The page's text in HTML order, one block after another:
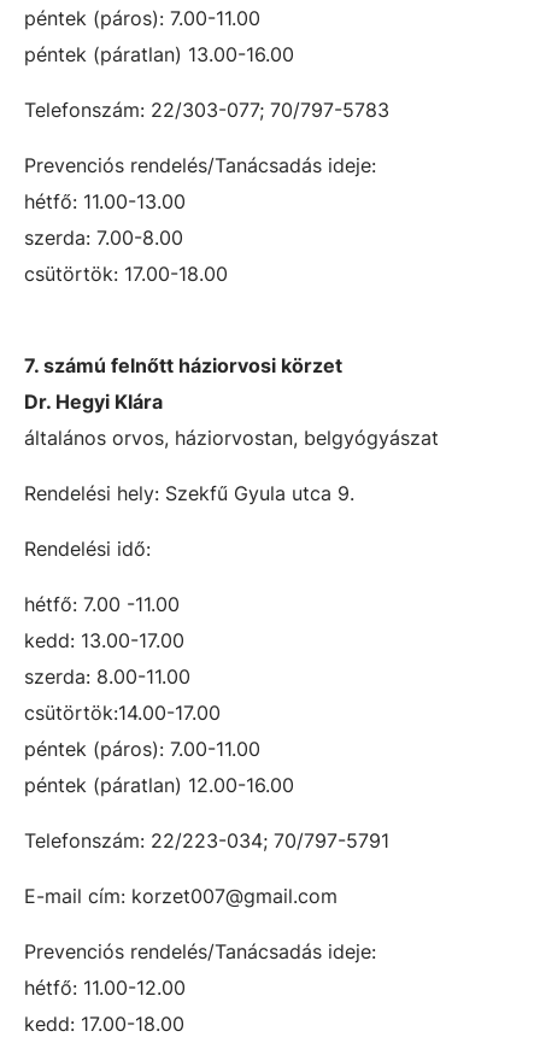
péntek (páros): 7.00-11.00
péntek (páratlan) 13.00-16.00
Telefonszám: 22/303-077; 70/797-5783
Prevenciós rendelés/Tanácsadás ideje:
hétfő: 11.00-13.00
szerda: 7.00-8.00
csütörtök: 17.00-18.00
7. számú felnőtt háziorvosi körzet
Dr. Hegyi Klára
általános orvos, háziorvostan, belgyógyászat
Rendelési hely: Szekfű Gyula utca 9.
Rendelési idő:
hétfő: 7.00 -11.00
kedd: 13.00-17.00
szerda: 8.00-11.00
csütörtök:14.00-17.00
péntek (páros): 7.00-11.00
péntek (páratlan) 12.00-16.00
Telefonszám: 22/223-034; 70/797-5791
E-mail cím: korzet007@gmail.com
Prevenciós rendelés/Tanácsadás ideje:
hétfő: 11.00-12.00
kedd: 17.00-18.00